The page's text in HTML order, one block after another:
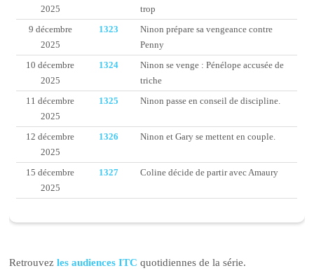
2025 trop
9 décembre
2025
1323
Ninon prépare sa vengeance contre
Penny
10 décembre
2025
1324
Ninon se venge : Pénélope accusée de
triche
11 décembre
2025
1325 Ninon passe en conseil de discipline.
12 décembre
2025
1326 Ninon et Gary se mettent en couple.
15 décembre
2025
1327 Coline décide de partir avec Amaury
Retrouvezles audiences ITC quotidiennes de la série.